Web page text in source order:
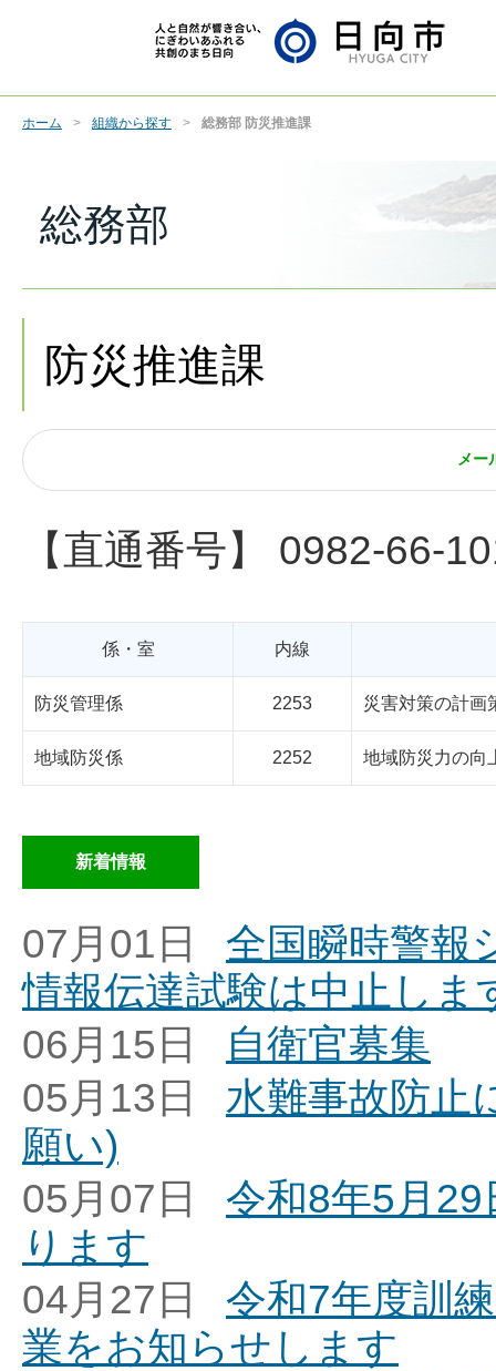
ホーム 組織から探す 総務部 防災推進課
総務部
防災推進課
メー
【直通番号】 0982-66-
係・室 内線
防災管理係 2253 災害対策の計画
地域防災係 2252 地域防災力の向
新着情報
07月01日
全国瞬時警報
情報伝達試験は中止しま
06月15日
自衛官募集
05月13日
水難事故防止
願い)
05月07日
令和8年5月
ります
04月27日
令和7年度訓
業をお知らせします